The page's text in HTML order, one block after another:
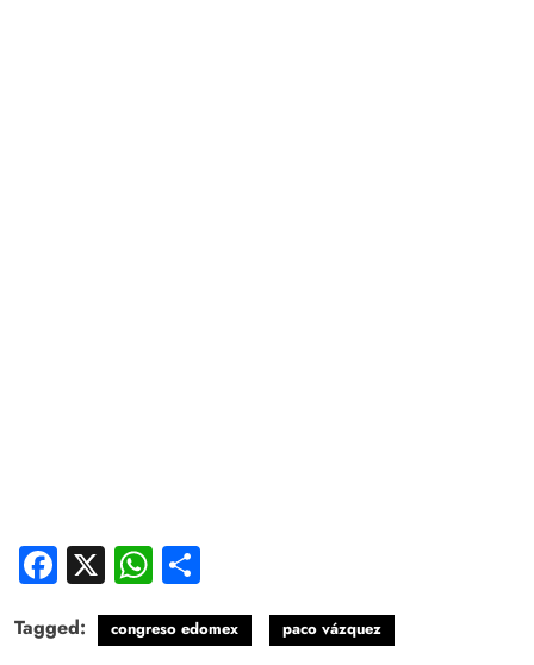
Facebook
X WhatsApp
Tagged: congreso edomex paco vázquez